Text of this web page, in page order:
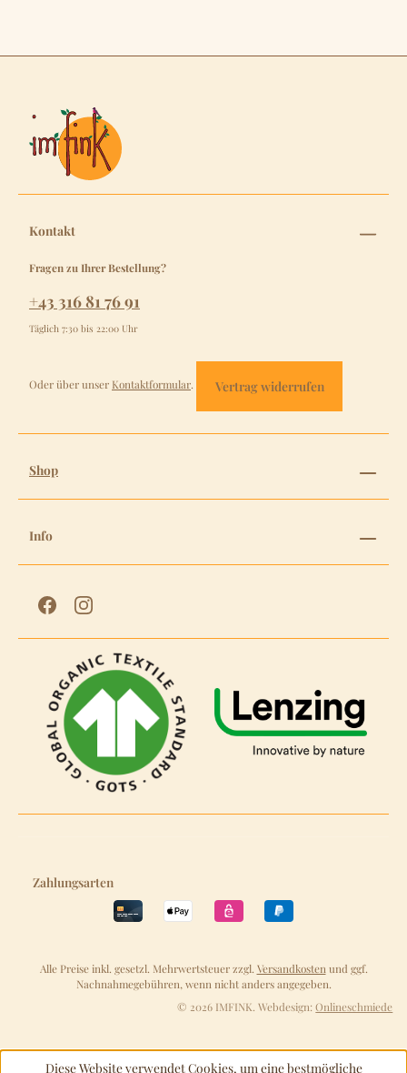
Kontakt
Fragen zu Ihrer Bestellung?
+43 316 81 76 91
Täglich 7:30 bis 22:00 Uhr
Oder über unser Kontaktformular. Vertrag widerrufen
Shop
Info
Zahlungsarten
Alle Preise inkl. gesetzl. Mehrwertsteuer zzgl. Versandkosten und ggf.
Nachnahmegebühren, wenn nicht anders angegeben.
© 2026 IMFINK. Webdesign:Onlineschmiede
Diese Website verwendet Cookies, um eine bestmögliche